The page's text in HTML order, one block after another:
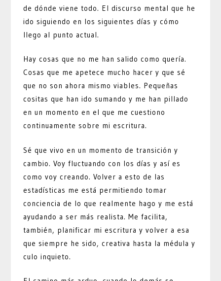
de dónde viene todo. El discurso mental que he
ido siguiendo en los siguientes días y cómo
llego al punto actual.
Hay cosas que no me han salido como quería.
Cosas que me apetece mucho hacer y que sé
que no son ahora mismo viables. Pequeñas
cositas que han ido sumando y me han pillado
en un momento en el que me cuestiono
continuamente sobre mi escritura.
Sé que vivo en un momento de transición y
cambio. Voy fluctuando con los días y así es
como voy creando. Volver a esto de las
estadísticas me está permitiendo tomar
conciencia de lo que realmente hago y me está
ayudando a ser más realista. Me facilita,
también, planificar mi escritura y volver a esa
que siempre he sido, creativa hasta la médula y
culo inquieto.